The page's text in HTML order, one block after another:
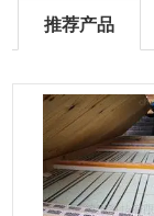
推荐产品